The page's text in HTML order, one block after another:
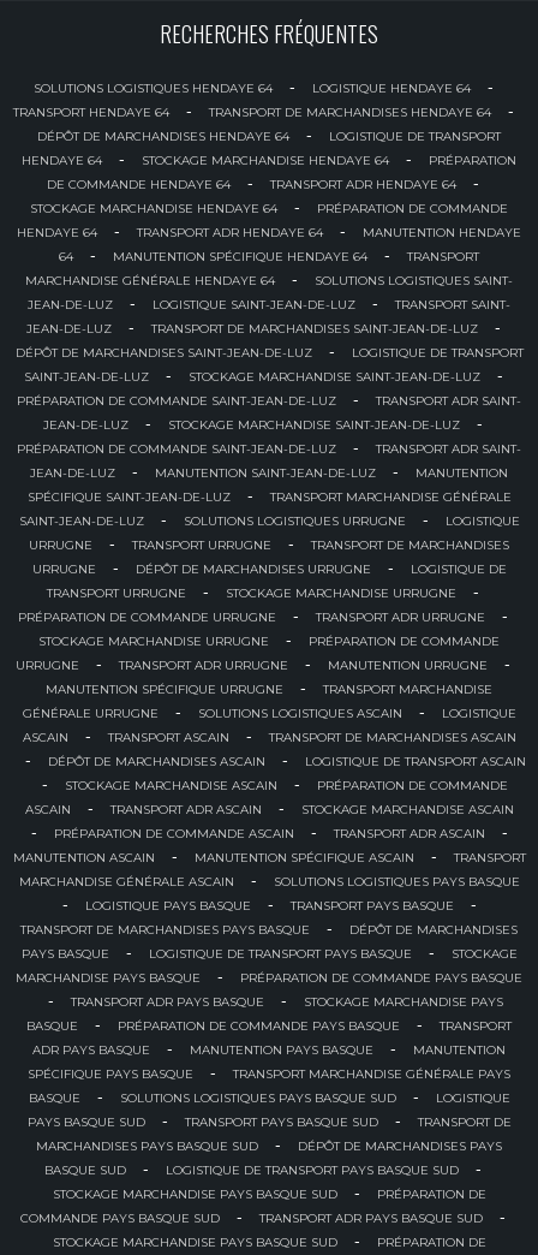
RECHERCHES FRÉQUENTES
SOLUTIONS LOGISTIQUES HENDAYE 64 - LOGISTIQUE HENDAYE 64 -
TRANSPORT HENDAYE 64 - TRANSPORT DE MARCHANDISES HENDAYE 64 -
DÉPÔT DE MARCHANDISES HENDAYE 64 -
LOGISTIQUE DE TRANSPORT
HENDAYE 64
- STOCKAGE MARCHANDISE HENDAYE 64 -
PRÉPARATION
DE COMMANDE HENDAYE 64
- TRANSPORT ADR HENDAYE 64 -
STOCKAGE MARCHANDISE HENDAYE 64 -
PRÉPARATION DE COMMANDE
HENDAYE 64
- TRANSPORT ADR HENDAYE 64 -
MANUTENTION HENDAYE
64
- MANUTENTION SPÉCIFIQUE HENDAYE 64 -
TRANSPORT
MARCHANDISE GÉNÉRALE HENDAYE 64
-
SOLUTIONS LOGISTIQUES SAINT-
JEAN-DE-LUZ
- LOGISTIQUE SAINT-JEAN-DE-LUZ -
TRANSPORT SAINT-
JEAN-DE-LUZ
- TRANSPORT DE MARCHANDISES SAINT-JEAN-DE-LUZ -
DÉPÔT DE MARCHANDISES SAINT-JEAN-DE-LUZ -
LOGISTIQUE DE TRANSPORT
SAINT-JEAN-DE-LUZ
- STOCKAGE MARCHANDISE SAINT-JEAN-DE-LUZ -
PRÉPARATION DE COMMANDE SAINT-JEAN-DE-LUZ -
TRANSPORT ADR SAINT-
JEAN-DE-LUZ
- STOCKAGE MARCHANDISE SAINT-JEAN-DE-LUZ -
PRÉPARATION DE COMMANDE SAINT-JEAN-DE-LUZ -
TRANSPORT ADR SAINT-
JEAN-DE-LUZ
- MANUTENTION SAINT-JEAN-DE-LUZ -
MANUTENTION
SPÉCIFIQUE SAINT-JEAN-DE-LUZ
-
TRANSPORT MARCHANDISE GÉNÉRALE
SAINT-JEAN-DE-LUZ
- SOLUTIONS LOGISTIQUES URRUGNE -
LOGISTIQUE
URRUGNE
- TRANSPORT URRUGNE -
TRANSPORT DE MARCHANDISES
URRUGNE
- DÉPÔT DE MARCHANDISES URRUGNE -
LOGISTIQUE DE
TRANSPORT URRUGNE
- STOCKAGE MARCHANDISE URRUGNE -
PRÉPARATION DE COMMANDE URRUGNE - TRANSPORT ADR URRUGNE -
STOCKAGE MARCHANDISE URRUGNE -
PRÉPARATION DE COMMANDE
URRUGNE
- TRANSPORT ADR URRUGNE - MANUTENTION URRUGNE -
MANUTENTION SPÉCIFIQUE URRUGNE -
TRANSPORT MARCHANDISE
GÉNÉRALE URRUGNE
- SOLUTIONS LOGISTIQUES ASCAIN -
LOGISTIQUE
ASCAIN
- TRANSPORT ASCAIN - TRANSPORT DE MARCHANDISES ASCAIN
- DÉPÔT DE MARCHANDISES ASCAIN - LOGISTIQUE DE TRANSPORT ASCAIN
- STOCKAGE MARCHANDISE ASCAIN -
PRÉPARATION DE COMMANDE
ASCAIN
- TRANSPORT ADR ASCAIN - STOCKAGE MARCHANDISE ASCAIN
- PRÉPARATION DE COMMANDE ASCAIN - TRANSPORT ADR ASCAIN -
MANUTENTION ASCAIN - MANUTENTION SPÉCIFIQUE ASCAIN -
TRANSPORT
MARCHANDISE GÉNÉRALE ASCAIN
- SOLUTIONS LOGISTIQUES PAYS BASQUE
- LOGISTIQUE PAYS BASQUE - TRANSPORT PAYS BASQUE -
TRANSPORT DE MARCHANDISES PAYS BASQUE -
DÉPÔT DE MARCHANDISES
PAYS BASQUE
- LOGISTIQUE DE TRANSPORT PAYS BASQUE -
STOCKAGE
MARCHANDISE PAYS BASQUE
- PRÉPARATION DE COMMANDE PAYS BASQUE
- TRANSPORT ADR PAYS BASQUE -
STOCKAGE MARCHANDISE PAYS
BASQUE
- PRÉPARATION DE COMMANDE PAYS BASQUE -
TRANSPORT
ADR PAYS BASQUE
- MANUTENTION PAYS BASQUE -
MANUTENTION
SPÉCIFIQUE PAYS BASQUE
-
TRANSPORT MARCHANDISE GÉNÉRALE PAYS
BASQUE
- SOLUTIONS LOGISTIQUES PAYS BASQUE SUD -
LOGISTIQUE
PAYS BASQUE SUD
- TRANSPORT PAYS BASQUE SUD -
TRANSPORT DE
MARCHANDISES PAYS BASQUE SUD
-
DÉPÔT DE MARCHANDISES PAYS
BASQUE SUD
- LOGISTIQUE DE TRANSPORT PAYS BASQUE SUD -
STOCKAGE MARCHANDISE PAYS BASQUE SUD -
PRÉPARATION DE
COMMANDE PAYS BASQUE SUD
- TRANSPORT ADR PAYS BASQUE SUD -
STOCKAGE MARCHANDISE PAYS BASQUE SUD - PRÉPARATION DE